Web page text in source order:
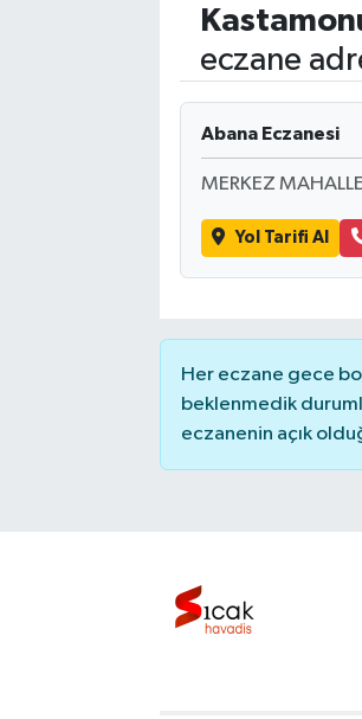
eczane
Abana Eczanesi
MERKEZ
Yol Tarifi Al
Her eczane gece
beklenmedik
eczanenin açık
Kültür & Sanat
Bilim, Teknoloji